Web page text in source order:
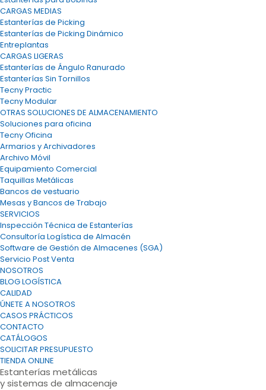
CARGAS MEDIAS
Estanterías de Picking
Estanterías de Picking Dinámico
Entreplantas
CARGAS LIGERAS
Estanterías de Ángulo Ranurado
Estanterías Sin Tornillos
Tecny Practic
Tecny Modular
OTRAS SOLUCIONES DE ALMACENAMIENTO
Soluciones para oficina
Tecny Oficina
Armarios y Archivadores
Archivo Móvil
Equipamiento Comercial
Taquillas Metálicas
Bancos de vestuario
Mesas y Bancos de Trabajo
SERVICIOS
Inspección Técnica de Estanterías
Consultoría Logística de Almacén
Software de Gestión de Almacenes (SGA)
Servicio Post Venta
NOSOTROS
BLOG LOGÍSTICA
CALIDAD
ÚNETE A NOSOTROS
CASOS PRÁCTICOS
CONTACTO
CATÁLOGOS
SOLICITAR PRESUPUESTO
TIENDA ONLINE
Estanterías metálicas
y sistemas de almacenaje